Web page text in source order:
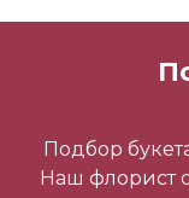
Подбор
Наш флорист